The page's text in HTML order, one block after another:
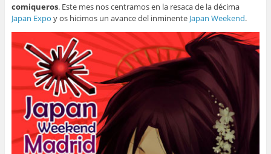
comiqueros. Este mes nos centramos en la resaca de la décima
Japan Expo y os hicimos un avance del inminente Japan Weekend.